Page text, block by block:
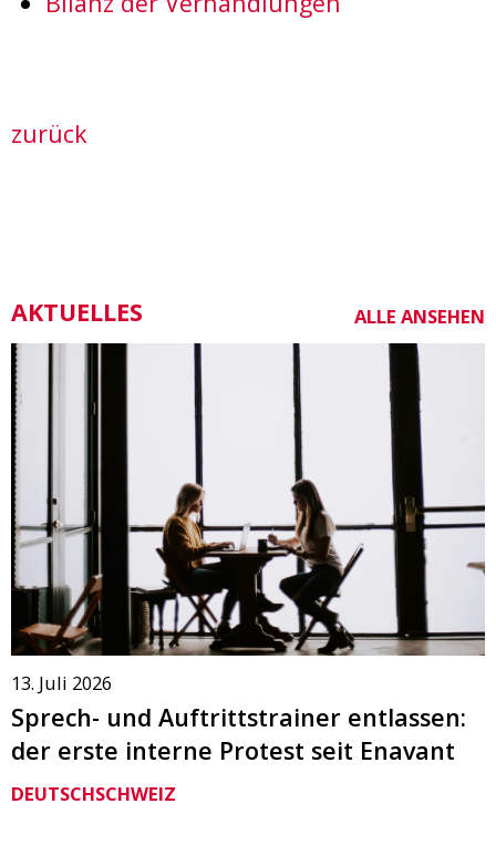
zurück
AKTUELLES ALLE ANSEHEN
13. Juli 2026
Sprech- und Auftrittstrainer entlassen:
der erste interne Protest seit Enavant
DEUTSCHSCHWEIZ